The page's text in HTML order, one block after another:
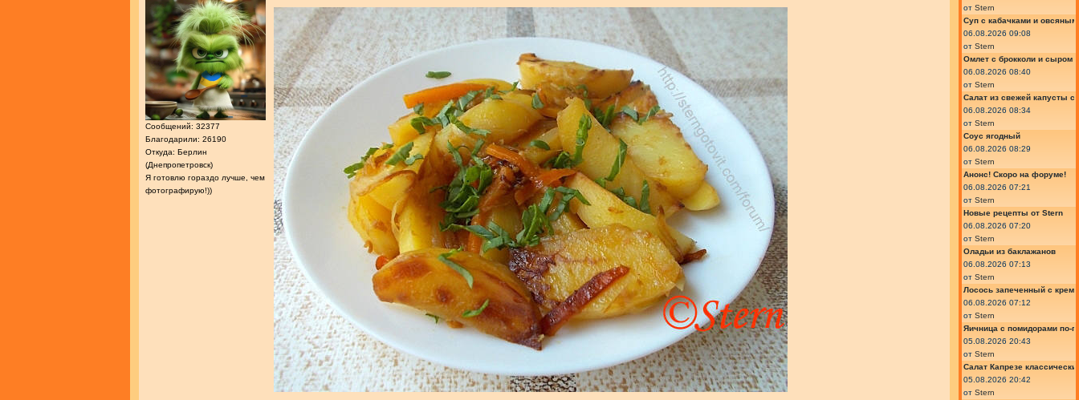
Сообщений: 32377
Благодарили: 26190
Откуда: Берлин
(Днепропетровск)
Я готовлю гораздо лучше, чем
фотографирую!))
от Stern
Суп с кабачками и
06.08.2026 09:08
от Stern
Омлет с брокколи и сыром
06.08.2026 08:40
от Stern
Салат из свежей капусты
06.08.2026 08:34
от Stern
Соус ягодный
06.08.2026 08:29
от Stern
Анонс! Скоро на форуме!
06.08.2026 07:21
от Stern
Новые рецепты от Stern
06.08.2026 07:20
от Stern
Оладьи из баклажанов
06.08.2026 07:13
от Stern
Лосось запеченный с
06.08.2026 07:12
от Stern
Яичница с помидорами по-
05.08.2026 20:43
от Stern
Салат Капрезе
05.08.2026 20:42
от Stern